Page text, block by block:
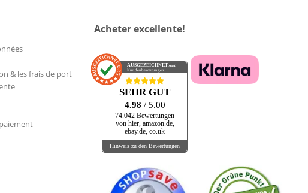
& les frais de port
Acheter excellente!
AUSGEZEICHNET.org
Kundenbewertungen
SEHR GUT
4.98 / 5.00
74.042 Bewertungen
von hier, amazon.de,
ebay.de, co.uk
Hinweis zu den Bewertungen